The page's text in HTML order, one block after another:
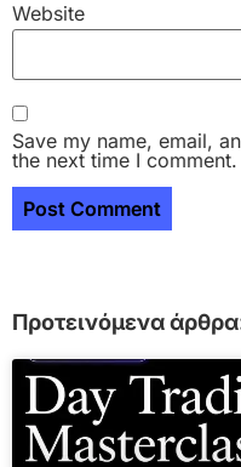
Website
Save my name, email,
the next time I comment.
Προτεινόμενα